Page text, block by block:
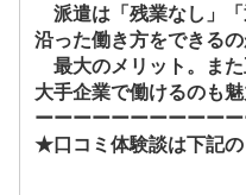
派遣は「残業なし」
沿った働き方をできる
最大のメリット。ま
大手企業で働けるのも魅
ーーーーーーーーーー
★口コミ体験談は下記の